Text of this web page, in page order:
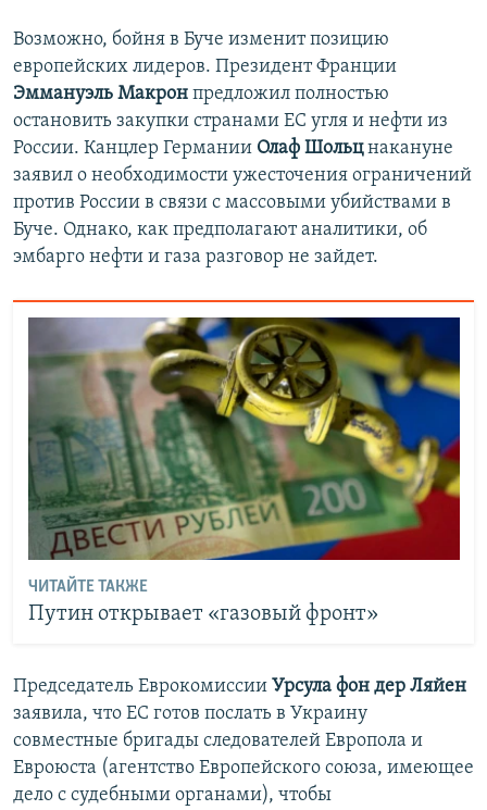
Возможно, бойня в Буче изменит позицию
европейских лидеров. Президент Франции
Эммануэль Макрон предложил полностью
остановить закупки странами ЕС угля и нефти из
России. Канцлер Германии Олаф Шольцнакануне
заявил о необходимости ужесточения ограничений
против России в связи с массовыми убийствами в
Буче. Однако, как предполагают аналитики, об
эмбарго нефти и газа разговор не зайдет.
ЧИТАЙТЕ ТАКЖЕ
Путин открывает «газовый фронт»
Председатель Еврокомиссии Урсула фон дер Ляйен
заявила, что ЕС готов послать в Украину
совместные бригады следователей Европола и
Евроюста (агентство Европейского союза, имеющее
дело с судебными органами), чтобы